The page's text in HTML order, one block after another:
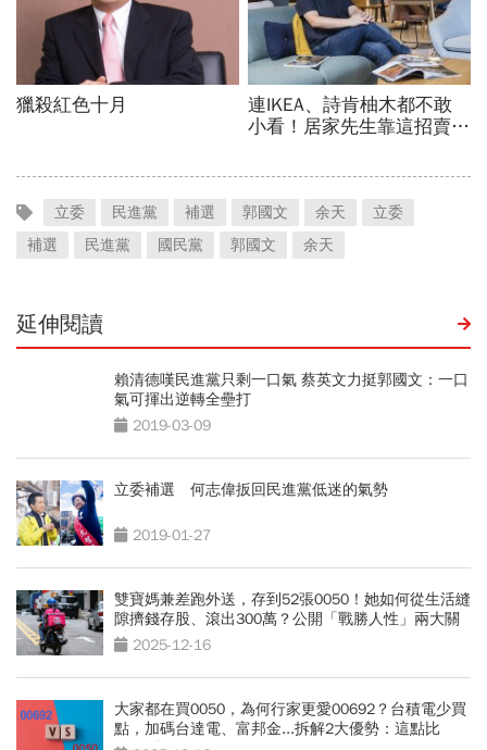
立委 民進黨 補選 郭國文 余天
立委
補選
民進黨 國民黨 郭國文 余天
延伸閱讀
賴清德嘆民進黨只剩一口氣 蔡英文力挺郭國文：一口
氣可揮出逆轉全壘打
2019-03-09
立委補選 何志偉扳回民進黨低迷的氣勢
2019-01-27
雙寶媽兼差跑外送，存到52張0050！她如何從生活縫
隙擠錢存股、滾出300萬？公開「戰勝人性」兩大關
鍵 2025-12-16
大家都在買0050，為何行家更愛00692？台積電少買
點，加碼台達電、富邦金...拆解2大優勢：這點比